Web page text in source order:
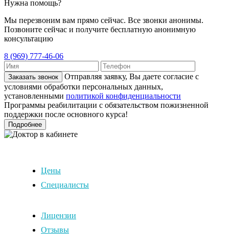
Нужна помощь?
Мы перезвоним вам прямо сейчас. Все звонки анонимы.
Позвоните сейчас и получите бесплатную анонимную
консультацию
8 (969) 777-46-06
Заказать звонок
Отправляя заявку, Вы даете согласие с
условиями обработки персональных данных,
установленными политикой конфиденциальности
Программы реабилитации с обязательством пожизненной
поддержки после основного курса!
Подробнее
Цены
Специалисты
Лицензии
Отзывы